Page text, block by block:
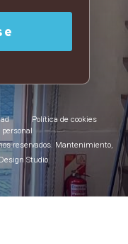
Política de cookies
reservados. Mantenimiento,
Studio